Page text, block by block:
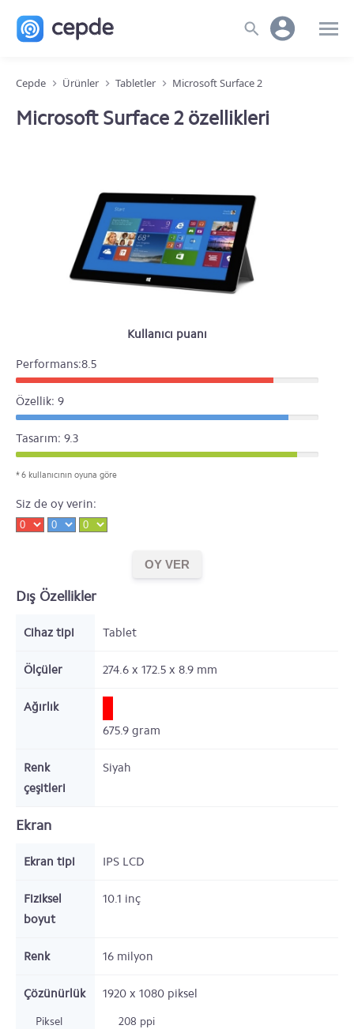
Cepde Ürünler Tabletler Microsoft Surface 2
Microsoft Surface 2 özellikleri
Kullanıcı puanı
Performans:8.5
Özellik: 9
Tasarım: 9.3
* 6 kullanıcının oyuna göre
Siz de oy verin:
Dış Özellikler
Cihaz tipi Tablet
Ölçüler 274.6 x 172.5 x 8.9 mm
Ağırlık
675.9 gram
Renk
çeşitleri
Siyah
Ekran
Ekran tipi IPS LCD
Fiziksel
boyut
10.1 inç
Renk 16 milyon
Çözünürlük 1920 x 1080 piksel
Piksel
208 ppi